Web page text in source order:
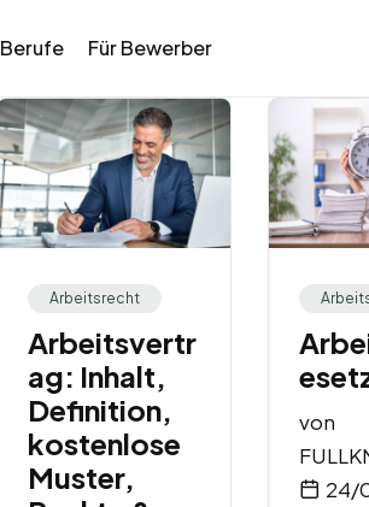
Berufe Für Bewerber
Arbeitsrecht
Arbeitsvertr
ag: Inhalt,
Definition,
kostenlose
Muster,
von
24/